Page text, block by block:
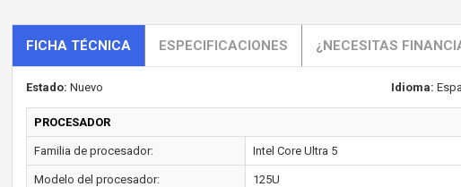
FICHA TÉCNICA ESPECIFICACIONES ¿NECESITAS
Estado: Nuevo Idioma:
PROCESADOR
Familia de procesador: Intel Core Ultra 5
Modelo del procesador: 125U